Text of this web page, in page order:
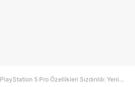
PlayStation 5 Pro Özellikleri Sızdırıldı: Yeni Nesil Konsol Neler Sunuyor?